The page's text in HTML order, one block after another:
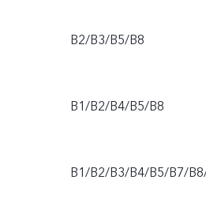
B2/B3/B5/B8
B1/B2/B4/B5/B8
B1/B2/B3/B4/B5/B7/